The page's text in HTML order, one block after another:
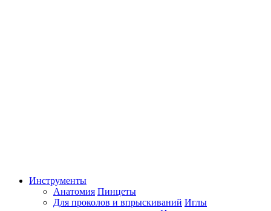
Инструменты
Анатомия Пинцеты
Для проколов и впрыскиваний Иглы